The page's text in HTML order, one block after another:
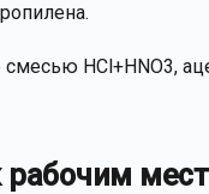
HCl+HNO3,
рабочим